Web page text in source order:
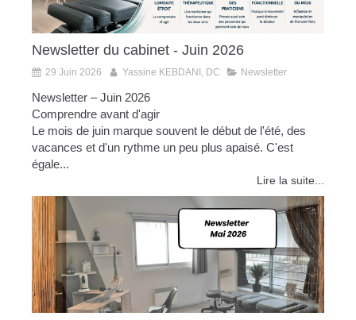
Newsletter du cabinet - Juin 2026
29 Juin 2026 Yassine KEBDANI, DC Newsletter
Newsletter – Juin 2026
Comprendre avant d'agir
Le mois de juin marque souvent le début de l'été, des
vacances et d'un rythme un peu plus apaisé. C'est
égale...
Lire la suite...